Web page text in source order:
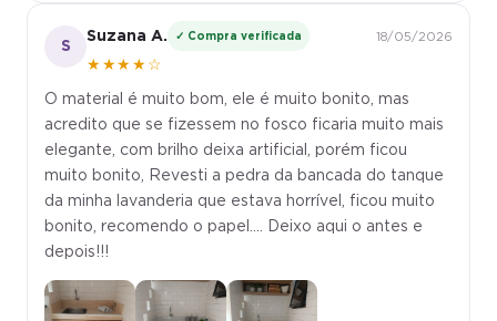
S
Suzana A. ✓ Compra verificada
★★★★☆
18/05/2026
O material é muito bom, ele é muito bonito, mas
acredito que se fizessem no fosco ficaria muito mais
elegante, com brilho deixa artificial, porém ficou
muito bonito, Revesti a pedra da bancada do tanque
da minha lavanderia que estava horrível, ficou muito
bonito, recomendo o papel.... Deixo aqui o antes e
depois!!!